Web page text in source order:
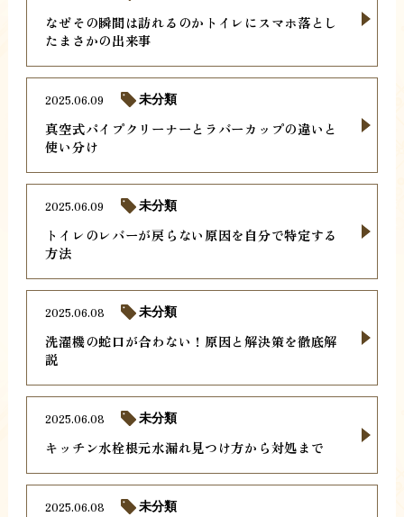
なぜその瞬間は訪れるのかトイレにスマホ落とし
たまさかの出来事
真空式パイプクリーナーとラバーカップの違いと
使い分け
2025.06.09 未分類
トイレのレバーが戻らない原因を自分で特定する
方法
2025.06.09 未分類
洗濯機の蛇口が合わない！原因と解決策を徹底解
説
2025.06.08 未分類
キッチン水栓根元水漏れ見つけ方から対処まで
2025.06.08 未分類
2025.06.08 未分類